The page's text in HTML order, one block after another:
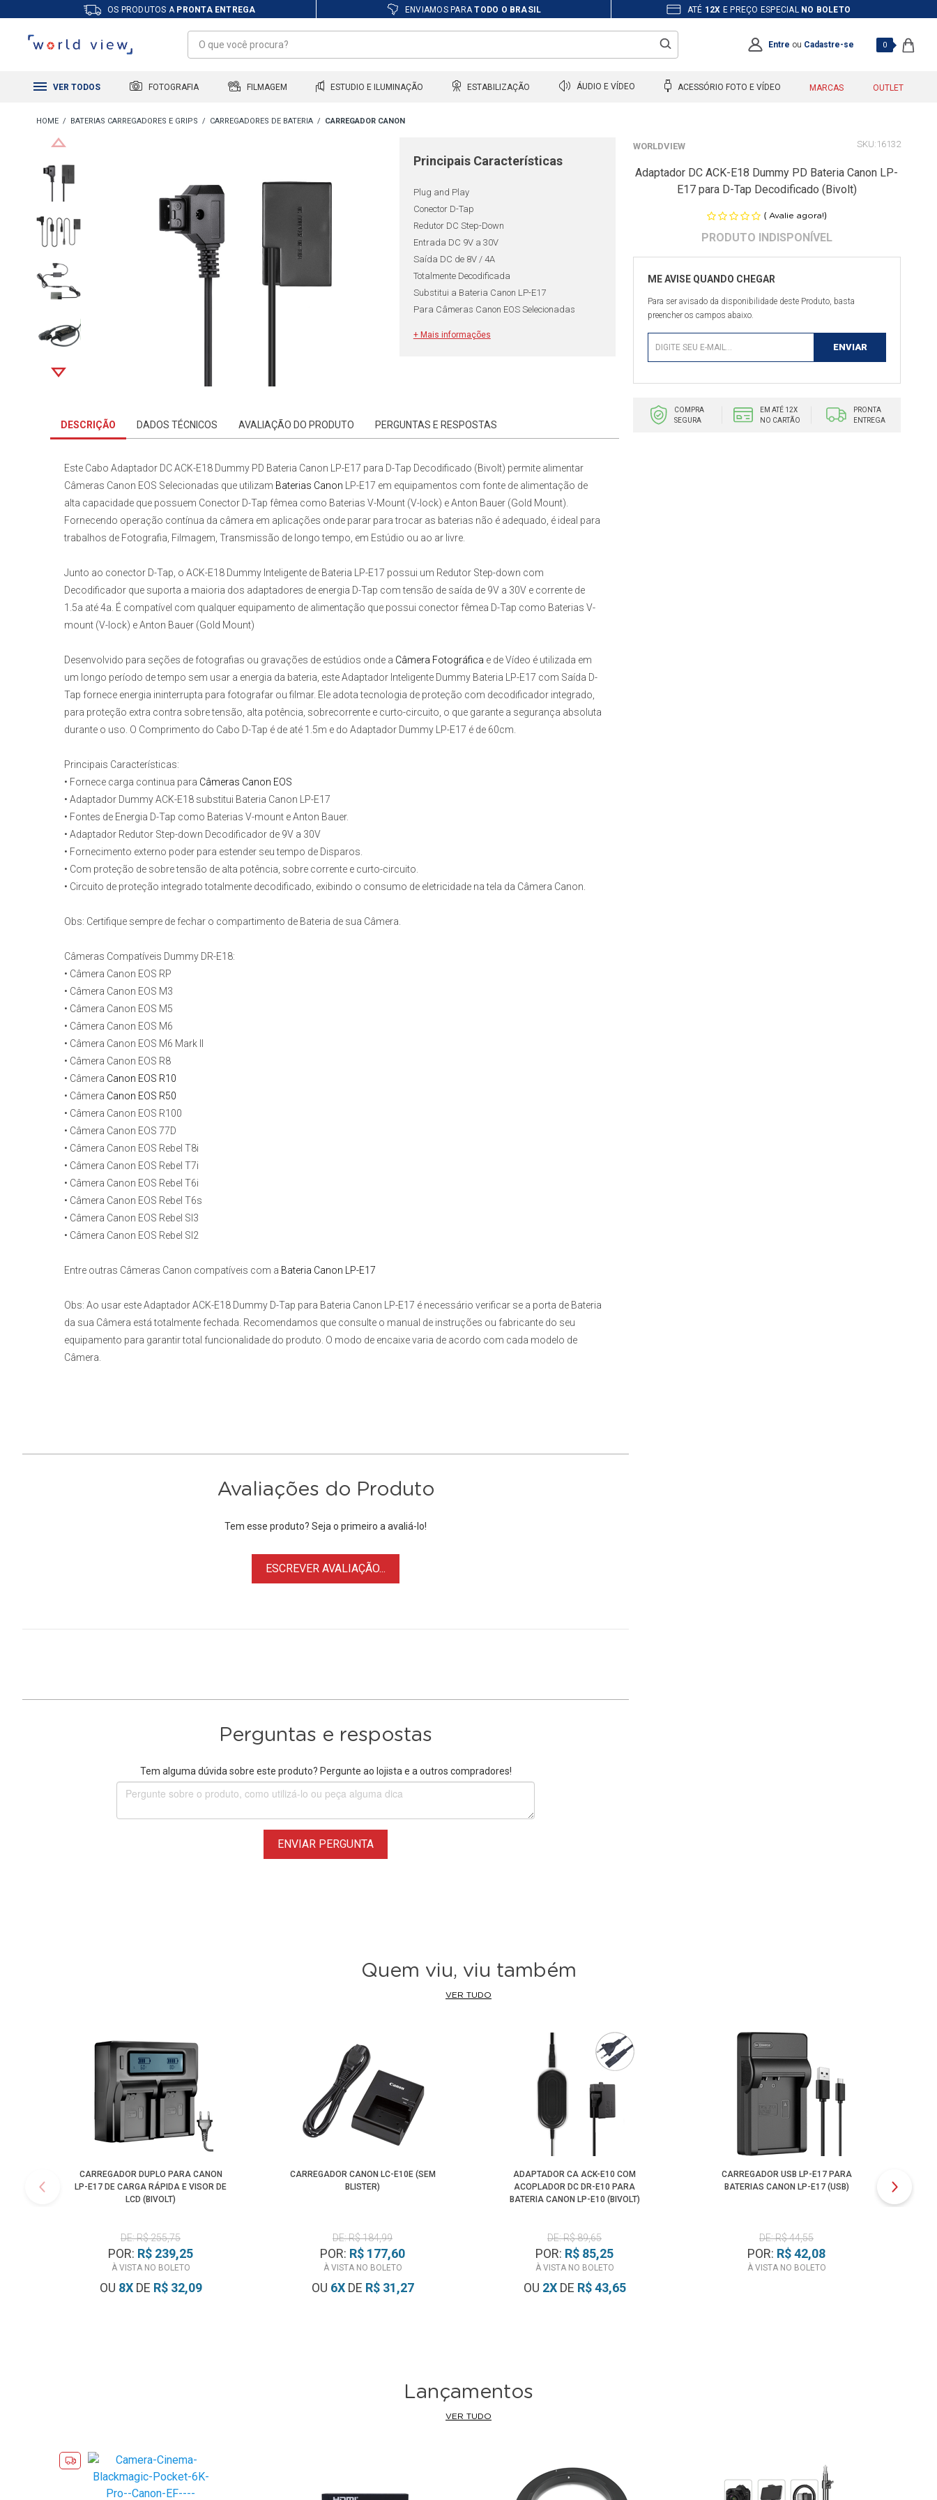
OS PRODUTOS A PRONTA ENTREGA ENVIAMOS PARATODO O BRASIL ATÉ 12X E PREÇO ESPECIAL NO BOLETO
Entre ou Cadastre-se 0
VER TODOS FOTOGRAFIA FILMAGEM ESTUDIO E ILUMINAÇÃO ESTABILIZAÇÃO ÁUDIO E VÍDEO ACESSÓRIO FOTO E VÍDEO MARCAS OUTLET
BATERIAS CARREGADORES E GRIPS CARREGADORES DE BATERIA CARREGADOR CANON
Principais Características
Plug and Play
Conector D-Tap
Redutor DC Step-Down
Entrada DC 9V a 30V
Saída DC de 8V / 4A
Totalmente Decodificada
Substitui a Bateria Canon LP-E17
Para Câmeras Canon EOS Selecionadas
+ Mais informações
WORLDVIEW 16132
Adaptador DC ACK-E18 Dummy PD Bateria Canon LP-
E17 para D-Tap Decodificado (Bivolt)
( Avalie agora!)
Para ser avisado da disponibilidade deste Produto, basta
preencher os campos abaixo.
COMPRA
SEGURA
EM ATÉ 12X
NO CARTÃO
PRONTA
ENTREGA
DESCRIÇÃO DADOS TÉCNICOS AVALIAÇÃO DO PRODUTO PERGUNTAS E RESPOSTAS
Este Cabo Adaptador DC ACK-E18 Dummy PD Bateria Canon LP-E17 para D-Tap Decodificado (Bivolt) permite alimentar
Câmeras Canon EOS Selecionadas que utilizam Baterias Canon LP-E17 em equipamentos com fonte de alimentação de
alta capacidade que possuem Conector D-Tap fêmea como Baterias V-Mount (V-lock) e Anton Bauer (Gold Mount).
Fornecendo operação contínua da câmera em aplicações onde parar para trocar as baterias não é adequado, é ideal para
trabalhos de Fotografia, Filmagem, Transmissão de longo tempo, em Estúdio ou ao ar livre.
Junto ao conector D-Tap, o ACK-E18 Dummy Inteligente de Bateria LP-E17 possui um Redutor Step-down com
Decodificador que suporta a maioria dos adaptadores de energia D-Tap com tensão de saída de 9V a 30V e corrente de
1.5a até 4a. É compatível com qualquer equipamento de alimentação que possui conector fêmea D-Tap como Baterias V-
mount (V-lock) e Anton Bauer (Gold Mount)
Desenvolvido para seções de fotografias ou gravações de estúdios onde a Câmera Fotográfica e de Vídeo é utilizada em
um longo período de tempo sem usar a energia da bateria, esteAdaptador Inteligente Dummy Bateria LP-E17 com Saída D-
Tap fornece energia ininterrupta para fotografar ou filmar. Ele adota tecnologia de proteção com decodificador integrado,
para proteção extra contra sobre tensão, alta potência, sobrecorrente e curto-circuito, o que garante a segurança absoluta
durante o uso. O Comprimento do Cabo D-Tap é de até 1.5m e do Adaptador Dummy LP-E17 é de 60cm.
Principais Características:
• Fornece carga continua para Câmeras Canon EOS
• Adaptador DummyACK-E18 substitui Bateria Canon LP-E17
• Fontes de Energia D-Tap como Baterias V-mount e Anton Bauer.
• Adaptador Redutor Step-down Decodificador de 9V a 30V
• Fornecimento externo poder para estender seu tempo de Disparos.
• Com proteção de sobre tensão de alta potência, sobre corrente e curto-circuito.
• Circuito de proteção integrado totalmente decodificado, exibindo o consumo de eletricidade na tela da Câmera Canon.
Obs: Certifique sempre de fechar o compartimento de Bateria de sua Câmera.
Câmeras Compatíveis Dummy DR-E18:
• Câmera Canon EOS RP
• Câmera Canon EOS M3
• Câmera Canon EOS M5
• Câmera Canon EOS M6
• Câmera Canon EOS M6 Mark II
• Câmera Canon EOS R8
• Câmera Canon EOS R10
• Câmera Canon EOS R50
• Câmera Canon EOS R100
• Câmera Canon EOS 77D
• Câmera Canon EOS Rebel T8i
• Câmera Canon EOS Rebel T7i
• Câmera Canon EOS Rebel T6i
• Câmera Canon EOS Rebel T6s
• Câmera Canon EOS Rebel Sl3
• Câmera Canon EOS Rebel Sl2
Entre outras Câmeras Canon compatíveis com a Bateria Canon LP-E17
Obs: Ao usar esteAdaptador ACK-E18 Dummy D-Tap para Bateria Canon LP-E17 é necessário verificar se a porta de Bateria
da sua Câmera está totalmente fechada. Recomendamos que consulte o manual de instruções ou fabricante do seu
equipamento para garantir total funcionalidade do produto. O modo de encaixe varia de acordo com cada modelo de
Câmera.
Avaliações do Produto
Tem esse produto? Seja o primeiro a avaliá-lo!
ESCREVER AVALIAÇÃO...
Perguntas e respostas
Tem alguma dúvida sobre este produto? Pergunte ao lojista e a outros compradores!
ENVIAR PERGUNTA
Quem viu, viu também
VER TUDO
CARREGADOR DUPLO PARA CANON
LP-E17 DE CARGA RÁPIDA E VISOR DE
LCD (BIVOLT)
DE: R$ 255,75
POR: R$ 239,25
À VISTA NO BOLETO
OU 8XDE R$ 32,09
CARREGADOR CANON LC-E10E (SEM
BLISTER)
DE: R$ 184,99
POR: R$ 177,60
À VISTA NO BOLETO
OU 6XDE R$ 31,27
ADAPTADOR CA ACK-E10 COM
ACOPLADOR DC DR-E10 PARA
BATERIA CANON LP-E10 (BIVOLT)
DE: R$ 89,65
POR: R$ 85,25
À VISTA NO BOLETO
OU 2XDE R$ 43,65
CARREGADOR USB LP-E17 PARA
BATERIAS CANON LP-E17 (USB)
DE: R$ 44,55
POR: R$ 42,08
À VISTA NO BOLETO
Lançamentos
VER TUDO